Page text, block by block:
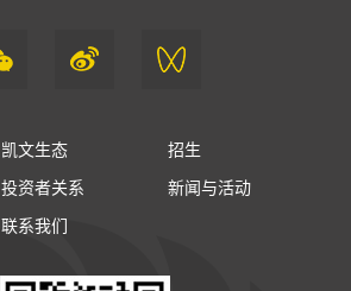
凯文生态 招生
投资者关系 新闻与活动
联系我们